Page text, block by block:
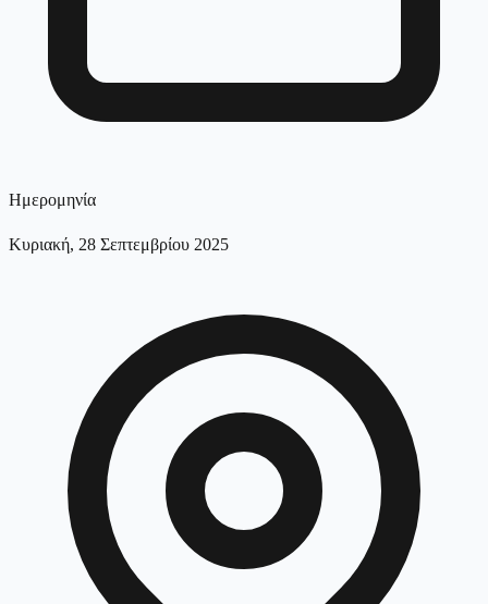
Ημερομηνία
Κυριακή, 28 Σεπτεμβρίου 2025